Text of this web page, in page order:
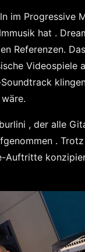
im Progressive
hat .
Referenzen.
Videospiele
, der alle
.
Auftritte